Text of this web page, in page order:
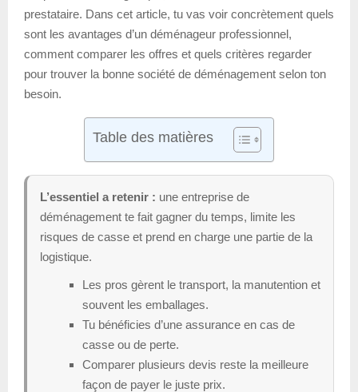
prestataire. Dans cet article, tu vas voir concrètement quels
sont les avantages d’un déménageur professionnel,
comment comparer les offres et quels critères regarder
pour trouver la bonne société de déménagement selon ton
besoin.
Table des matières
L’essentiel a retenir : une entreprise de
déménagement te fait gagner du temps, limite les
risques de casse et prend en charge une partie de la
logistique.
Les pros gèrent le transport, la manutention et
souvent les emballages.
Tu bénéficies d’une assurance en cas de
casse ou de perte.
Comparer plusieurs devis reste la meilleure
façon de payer le juste prix.